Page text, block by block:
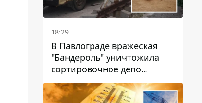
18:29
В Павлограде вражеская
"Бандероль" уничтожила
сортировочное депо
"Укрпошти" и убила двух
работниц